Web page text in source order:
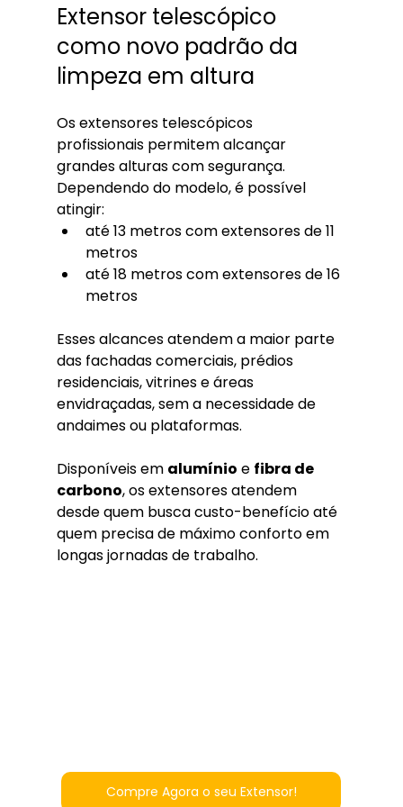
Extensor telescópico
como novo padrão da
limpeza em altura
Os extensores telescópicos
profissionais permitem alcançar
grandes alturas com segurança.
Dependendo do modelo, é possível
atingir:
até 13 metros com extensores de 11
metros
até 18 metros com extensores de 16
metros
Esses alcances atendem a maior parte
das fachadas comerciais, prédios
residenciais, vitrines e áreas
envidraçadas, sem a necessidade de
andaimes ou plataformas.
Disponíveis em alumínio e fibra de
carbono, os extensores atendem
desde quem busca custo-benefício até
quem precisa de máximo conforto em
longas jornadas de trabalho.
Compre Agora o seu Extensor!